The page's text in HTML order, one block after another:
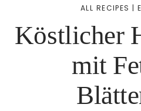
ALL RECIPES |
Köstlicher
mit